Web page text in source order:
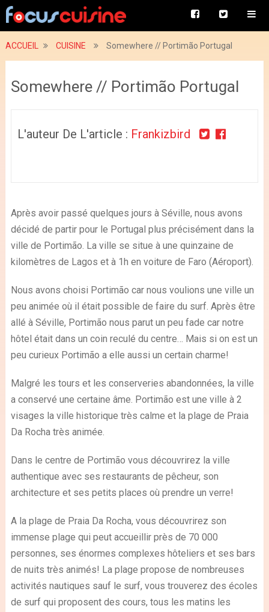
ACCUEIL CUISINE Somewhere // Portimão Portugal
Somewhere // Portimão Portugal
L'auteur De L'article : Frankizbird
Après avoir passé quelques jours à Séville, nous avons
décidé de partir pour le Portugal plus précisément dans la
ville de Portimão. La ville se situe à une quinzaine de
kilomètres de Lagos et à 1h en voiture de Faro (Aéroport).
Nous avons choisi Portimão car nous voulions une ville un
peu animée où il était possible de faire du surf. Après être
allé à Séville, Portimão nous parut un peu fade car notre
hôtel était dans un coin reculé du centre… Mais si on est un
peu curieux Portimão a elle aussi un certain charme!
Malgré les tours et les conserveries abandonnées, la ville
a conservé une certaine âme. Portimão est une ville à 2
visages la ville historique très calme et la plage de Praia
Da Rocha très animée.
Dans le centre de Portimão vous découvrirez la ville
authentique avec ses restaurants de pêcheur, son
architecture et ses petits places où prendre un verre!
A la plage de Praia Da Rocha, vous découvrirez son
immense plage qui peut accueillir près de 70 000
personnes, ses énormes complexes hôteliers et ses bars
de nuits très animés! La plage propose de nombreuses
activités nautiques sauf le surf, vous trouverez des écoles
de surf qui proposent des cours, tous les matins les